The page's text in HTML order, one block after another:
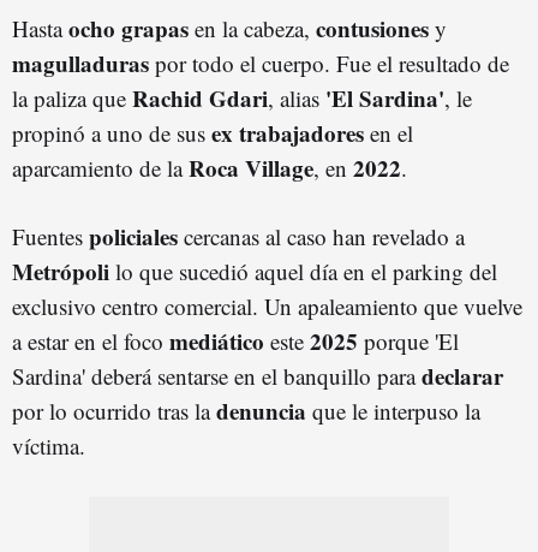
Hastaocho grapas en la cabeza, contusiones y
magulladuras por todo el cuerpo. Fue el resultado de
la paliza que Rachid Gdari, alias 'El Sardina', le
propinó a uno de sus ex trabajadores en el
aparcamiento de laRoca Village, en 2022.
Fuentes policiales cercanas al caso han revelado a
Metrópoli lo que sucedió aquel día en el parking del
exclusivo centro comercial. Un apaleamiento que vuelve
a estar en el foco mediático este 2025 porque 'El
Sardina' deberá sentarse en el banquillo paradeclarar
por lo ocurrido tras ladenuncia que le interpuso la
víctima.